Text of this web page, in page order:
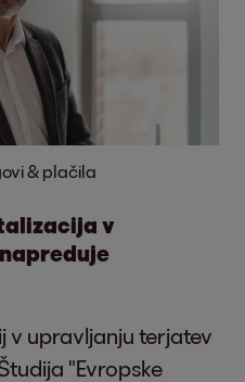
& plačila
v
v upravljanju terjatev
"Evropske